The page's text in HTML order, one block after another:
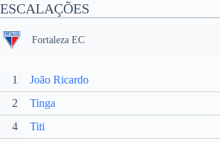
ESCALAÇÕES
Fortaleza EC
1 João Ricardo
2 Tinga
4 Titi